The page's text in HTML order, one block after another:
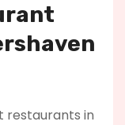
restaurants in